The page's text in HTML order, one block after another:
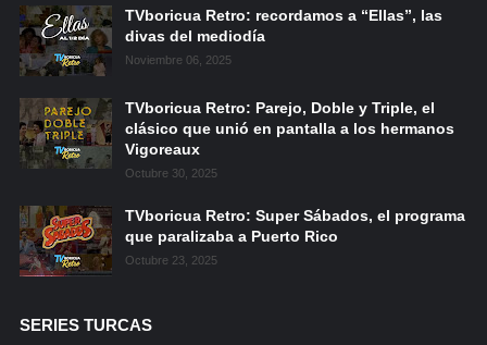
TVboricua Retro: recordamos a “Ellas”, las
divas del mediodía
Noviembre 06, 2025
TVboricua Retro: Parejo, Doble y Triple, el
clásico que unió en pantalla a los hermanos
Vigoreaux
Octubre 30, 2025
TVboricua Retro: Super Sábados, el programa
que paralizaba a Puerto Rico
Octubre 23, 2025
SERIES TURCAS